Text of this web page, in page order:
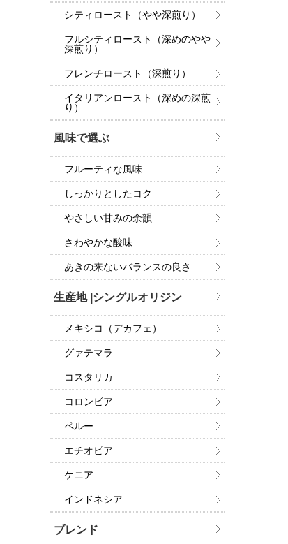
シティロースト（やや深煎り）
フルシティロースト（深めのやや
深煎り）
フレンチロースト（深煎り）
イタリアンロースト（深めの深煎
り）
風味で選ぶ
フルーティな風味
しっかりとしたコク
やさしい甘みの余韻
さわやかな酸味
あきの来ないバランスの良さ
生産地 |シングルオリジン
メキシコ（デカフェ）
グァテマラ
コスタリカ
コロンビア
ペルー
エチオピア
ケニア
インドネシア
ブレンド